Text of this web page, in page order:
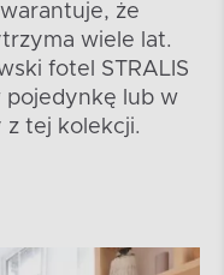
że
wiele lat.
fotel STRALIS
pojedynkę lub w
tej kolekcji.